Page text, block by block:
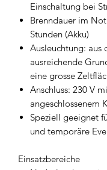
Einschaltung bei
Brenndauer im
Stunden (Akku)
Ausleuchtung: aus
ausreichende
eine grosse
Anschluss: 230 V
angeschlossenem
Speziell geeignet
und temporäre
Einsatzbereiche